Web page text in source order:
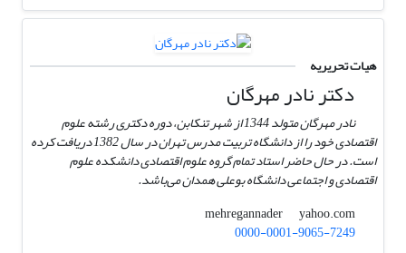
هیات تحریریه
دکتر نادر مهرگان
نادر مهرگان متولد 1344 از شهر تنکابن، دوره دکتری رشته علوم
اقتصادی خود را از دانشگاه تربیت مدرس تهران در سال 1382 دریافت کرده
است. در حال حاضر استاد تمام گروه علوم اقتصادی دانشکده علوم
اقتصادی و اجتماعی دانشگاه بوعلی همدان می‌باشد.
mehregannader
yahoo.com
0000-0001-9065-7249